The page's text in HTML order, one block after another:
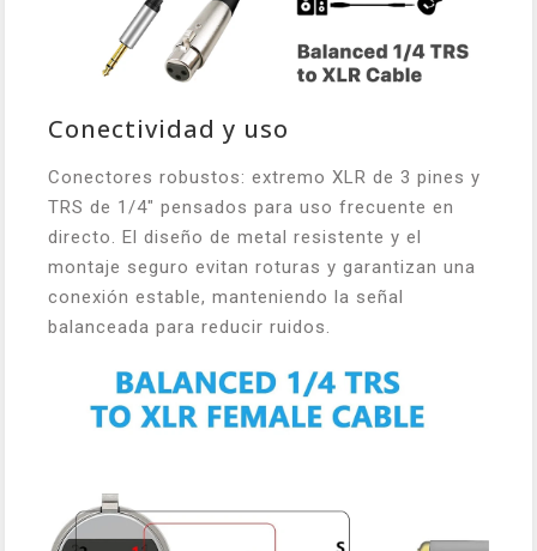
Conectividad y uso
Conectores robustos: extremo XLR de 3 pines y
TRS de 1/4" pensados para uso frecuente en
directo. El diseño de metal resistente y el
montaje seguro evitan roturas y garantizan una
conexión estable, manteniendo la señal
balanceada para reducir ruidos.